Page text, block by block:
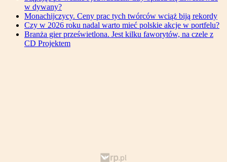
w dywany?
Monachijczycy. Ceny prac tych twórców wciąż biją rekordy
Czy w 2026 roku nadal warto mieć polskie akcje w portfelu?
Branża gier prześwietlona. Jest kilku faworytów, na czele z
CD Projektem